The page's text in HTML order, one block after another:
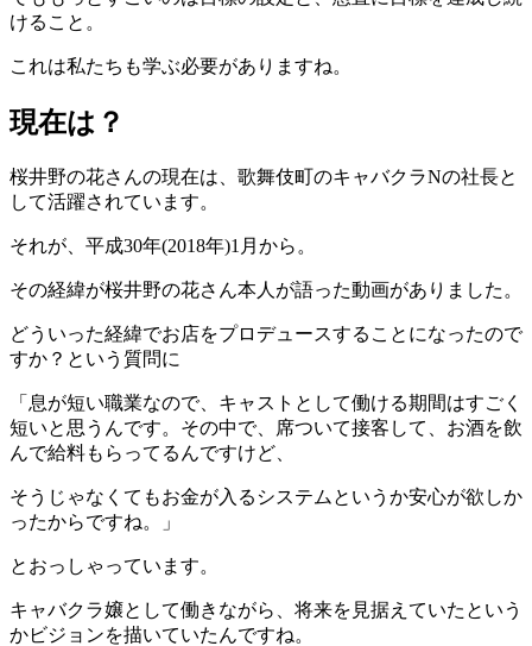
けること。
これは私たちも学ぶ必要がありますね。
現在は？
桜井野の花さんの現在は、歌舞伎町のキャバクラNの社長と
して活躍されています。
それが、平成30年(2018年)1月から。
その経緯が桜井野の花さん本人が語った動画がありました。
どういった経緯でお店をプロデュースすることになったので
すか？という質問に
「息が短い職業なので、キャストとして働ける期間はすごく
短いと思うんです。その中で、席ついて接客して、お酒を飲
んで給料もらってるんですけど、
そうじゃなくてもお金が入るシステムというか安心が欲しか
ったからですね。」
とおっしゃっています。
キャバクラ嬢として働きながら、将来を見据えていたという
かビジョンを描いていたんですね。